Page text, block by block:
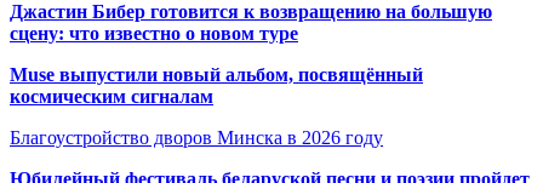
Джастин Бибер готовится к возвращению на большую
сцену: что известно о новом туре
Muse выпустили новый альбом, посвящённый
космическим сигналам
Благоустройство дворов Минска в 2026 году
Юбилейный фестиваль беларуской песни и поэзии пройдет